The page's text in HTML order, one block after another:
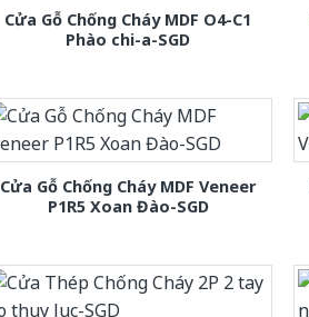
Cửa Gỗ Chống Cháy MDF O4-C1
Phào chi-a-SGD
Cửa Gỗ Chống Cháy MDF Veneer
P1R5 Xoan Đào-SGD